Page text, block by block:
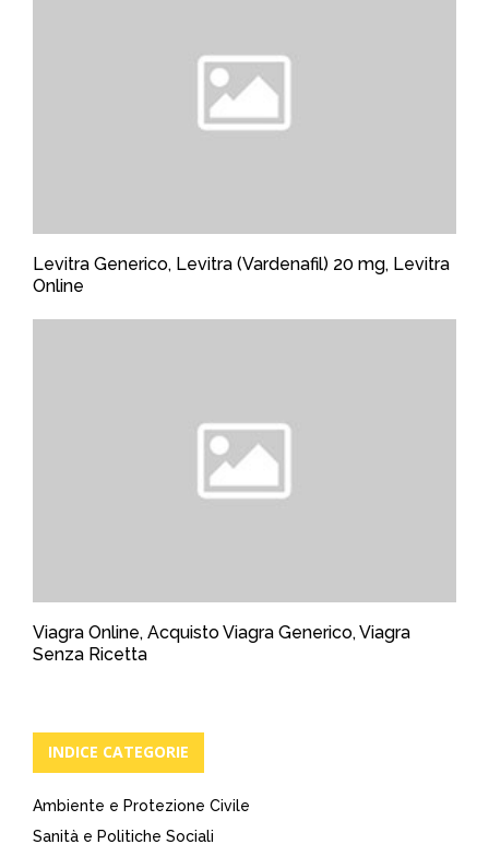
Levitra Generico, Levitra (Vardenafil) 20 mg, Levitra
Online
Viagra Online, Acquisto Viagra Generico, Viagra
Senza Ricetta
INDICE CATEGORIE
Ambiente e Protezione Civile
Sanità e Politiche Sociali